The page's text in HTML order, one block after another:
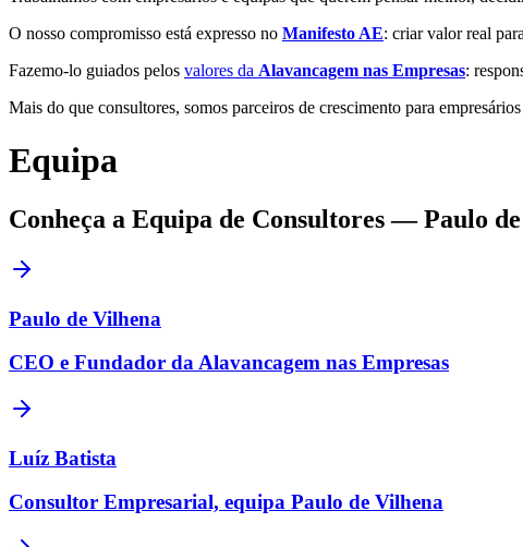
O nosso compromisso está expresso no Manifesto AE: criar valor real
Fazemo-lo guiados pelos valores da Alavancagem nas Empresas:
Mais do que consultores, somos parceiros de crescimento para
Equipa
Conheça a Equipa de Consultores — Paulo
Paulo de Vilhena
CEO e Fundador da Alavancagem nas Empresas
Luíz Batista
Consultor Empresarial, equipa Paulo de Vilhena